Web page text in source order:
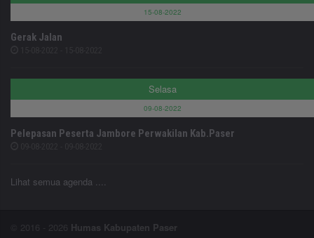
15-08-2022
Gerak Jalan
Selasa
09-08-2022
Pelepasan Peserta Jambore Perwakilan Kab.Paser
Lihat semua agenda ....
© 2016 - 2026 Humas Kabupaten Paser